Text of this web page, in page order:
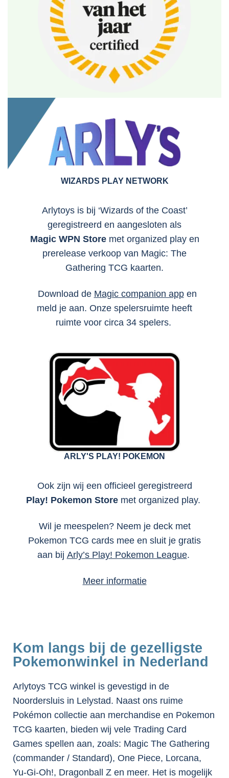
WIZARDS PLAY NETWORK
Arlytoys is bij ‘Wizards of the Coast’
geregistreerd en aangesloten als
Magic WPN Store met organized play en
prerelease verkoop van Magic: The
Gathering TCG kaarten.
Download de Magic companion app en
meld je aan. Onze spelersruimte heeft
ruimte voor circa 34 spelers.
ARLY'S PLAY! POKEMON
Ook zijn wij een officieel geregistreerd
Play! Pokemon Store met organized play.
Wil je meespelen? Neem je deck met
Pokemon TCG cards mee en sluit je gratis
aan bij Arly’s Play! Pokemon League.
Meer informatie
Kom langs bij de gezelligste
Pokemonwinkel in Nederland
Arlytoys TCG winkel is gevestigd in de
Noordersluis in Lelystad. Naast ons ruime
Pokémon collectie aan merchandise en Pokemon
TCG kaarten, bieden wij vele Trading Card
Games spellen aan, zoals: Magic The Gathering
(commander / Standard), One Piece, Lorcana,
Yu-Gi-Oh!, Dragonball Z en meer. Het is mogelijk